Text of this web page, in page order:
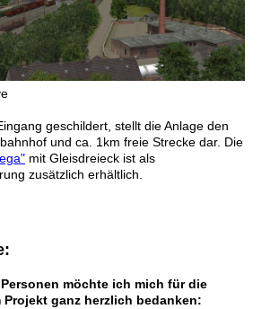
geschildert, stellt die Anlage den
und ca. 1km freie Strecke dar. Die
mit Gleisdreieck ist als
zusätzlich erhältlich.
möchte ich mich für die
Projekt ganz herzlich bedanken: